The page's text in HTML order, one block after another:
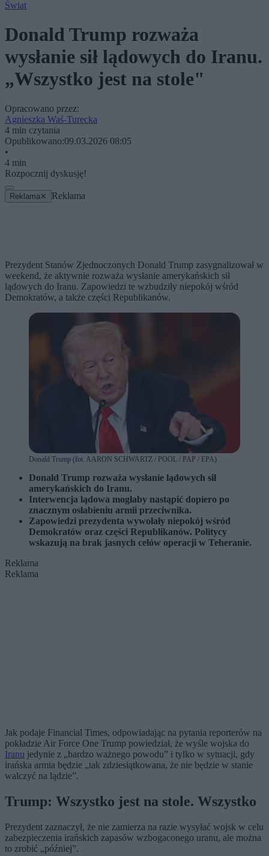
Świat
Donald Trump rozważa
wysłanie sił lądowych do Iranu.
„Wszystko jest na stole"
Opracowano przez:
Agnieszka Waś-Turecka
4 min czytania
Opublikowano:09.03.2026 08:05
•
4 min
Rozpocznij dyskusję!
Reklama ✕ Reklama
Prezydent Stanów Zjednoczonych Donald Trump zasygnalizował w
weekend, że aktywnie rozważa wysłanie amerykańskich sił
lądowych do Iranu. Zapowiedzi te wzbudziły niepokój wśród
Demokratów, a także części Republikanów.
Donald Trump (fot. AARON SCHWARTZ / POOL / PAP / EPA)
Donald Trump rozważa wysłanie lądowych sił
amerykańskich do Iranu.
Interwencja lądowa mogłaby nastąpić dopiero po
znacznym osłabieniu armii przeciwnika.
Zapowiedzi prezydenta wywołały niepokój wśród
Demokratów oraz części Republikanów. Politycy
wskazują na brak jasnych celów operacji w Teheranie.
Reklama
Reklama
Jak podaje Financial Times, odpowiadając na pytania reporterów na
pokładzie Air Force One Trump powiedział, że wyśle wojska do
Iranu jedynie z „bardzo ważnego powodu” i tylko w sytuacji, gdy
irańska armia będzie „tak zdziesiątkowana, że nie będzie w stanie
walczyć na lądzie”.
Trump: Wszystko jest na stole. Wszystko
Prezydent zaznaczył, że nie zamierza na razie wysyłać wojsk w celu
zabezpieczenia irańskich zapasów wzbogaconego uranu, ale można
to zrobić „później”.